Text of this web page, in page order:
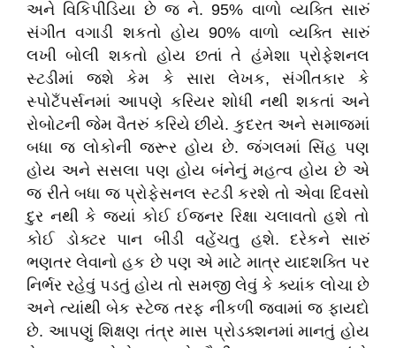
અને વિકિપીડિયા છે જ ને. 95% વાળો વ્યક્તિ સારું
સંગીત વગાડી શકતો હોય 90% વાળો વ્યક્તિ સારું
લખી બોલી શકતો હોય છતાં તે હંમેશા પ્રોફેશનલ
સ્ટડીમાં જશે કેમ કે સારા લેખક, સંગીતકાર કે
સ્પોટઁપર્સનમાં આપણે કરિયર શોધી નથી શકતાં અને
રોબોટની જેમ વૈતરું કરિયે છીયે. કુદરત અને સમાજમાં
બધા જ લોકોની જરૂર હોય છે. જંગલમાં સિંહ પણ
હોય અને સસલા પણ હોય બંનેનું મહત્વ હોય છે એ
જ રીતે બધા જ પ્રોફેસનલ સ્ટડી કરશે તો એવા દિવસો
દુર નથી કે જ્યાં કોઈ ઈજનર રિક્ષા ચલાવતો હશે તો
કોઈ ડોક્ટર પાન બીડી વહેંચતુ હશે. દરેકને સારું
ભણતર લેવાનો હક છે પણ એ માટે માત્ર યાદશક્તિ પર
નિર્ભર રહેવું પડતું હોય તો સમજી લેવું કે ક્યાંક લોચા છે
અને ત્યાંથી બેક સ્ટેજ તરફ નીકળી જવામાં જ ફાયદો
છે. આપણું શિક્ષણ તંત્ર માસ પ્રોડક્શનમાં માનતું હોય